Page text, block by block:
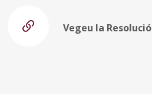
Vegeu la Resolució